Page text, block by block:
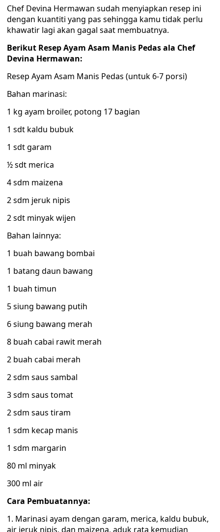
Chef Devina Hermawan sudah menyiapkan resep ini
dengan kuantiti yang pas sehingga kamu tidak perlu
khawatir lagi akan gagal saat membuatnya.
Berikut Resep Ayam Asam Manis Pedas ala Chef
Devina Hermawan:
Resep Ayam Asam Manis Pedas (untuk 6-7 porsi)
Bahan marinasi:
1 kg ayam broiler, potong 17 bagian
1 sdt kaldu bubuk
1 sdt garam
½ sdt merica
4 sdm maizena
2 sdm jeruk nipis
2 sdt minyak wijen
Bahan lainnya:
1 buah bawang bombai
1 batang daun bawang
1 buah timun
5 siung bawang putih
6 siung bawang merah
8 buah cabai rawit merah
2 buah cabai merah
2 sdm saus sambal
3 sdm saus tomat
2 sdm saus tiram
1 sdm kecap manis
1 sdm margarin
80 ml minyak
300 ml air
Cara Pembuatannya:
Marinasi ayam dengan garam, merica, kaldu bubuk,
air jeruk nipis, dan maizena, aduk rata kemudian